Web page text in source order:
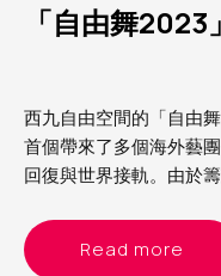
「自由舞
西九自由空間的「自由
首個帶來了多個海外藝
回復與世界接軌。由於
自德國的《女俠傳奇》
《異想客廳》，各有特色
Read more